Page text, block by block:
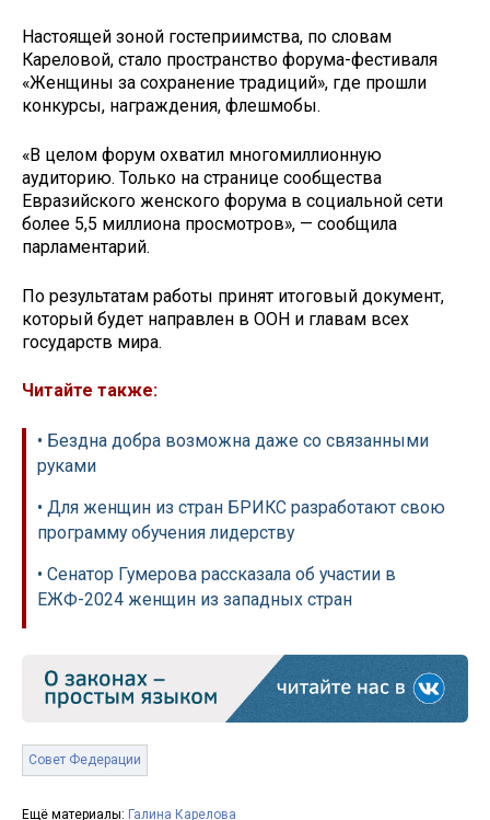
Настоящей зоной гостеприимства, по словам
Кареловой, стало пространство форума-фестиваля
«Женщины за сохранение традиций», где прошли
конкурсы, награждения, флешмобы.
«В целом форум охватил многомиллионную
аудиторию. Только на странице сообщества
Евразийского женского форума в социальной сети
более 5,5 миллиона просмотров», — сообщила
парламентарий.
По результатам работы принят итоговый документ,
который будет направлен в ООН и главам всех
государств мира.
Читайте также:
• Бездна добра возможна даже со связанными
руками
• Для женщин из стран БРИКС разработают свою
программу обучения лидерству
• Сенатор Гумерова рассказала об участии в
ЕЖФ-2024 женщин из западных стран
Совет Федерации
Ещё материалы: Галина Карелова